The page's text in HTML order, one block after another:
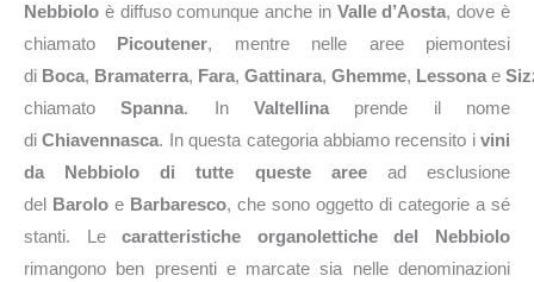
Nebbiolo è diffuso comunque anche inValle d’Aosta, dove è
chiamato Picoutener, mentre nelle aree piemontesi
di Boca, Bramaterra, Fara, Gattinara, Ghemme, Lessona e
chiamatoSpanna. InValtellina prende il nome
diChiavennasca. In questa categoria abbiamo recensito ivini
da Nebbiolo di tutte queste areead esclusione
del Barolo e Barbaresco, che sono oggetto di categorie a sé
stanti. Lecaratteristiche organolettiche del Nebbiolo
rimangono ben presenti e marcate sia nelle denominazioni